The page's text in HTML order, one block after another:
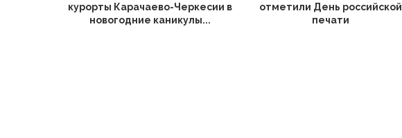
курорты Карачаево-Черкесии в
новогодние каникулы...
отметили День российской
печати